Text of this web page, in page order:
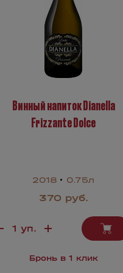
Винный напиток Dianella
Frizzante Dolce
2018 0.75л
370 руб.
Бронь в 1 клик